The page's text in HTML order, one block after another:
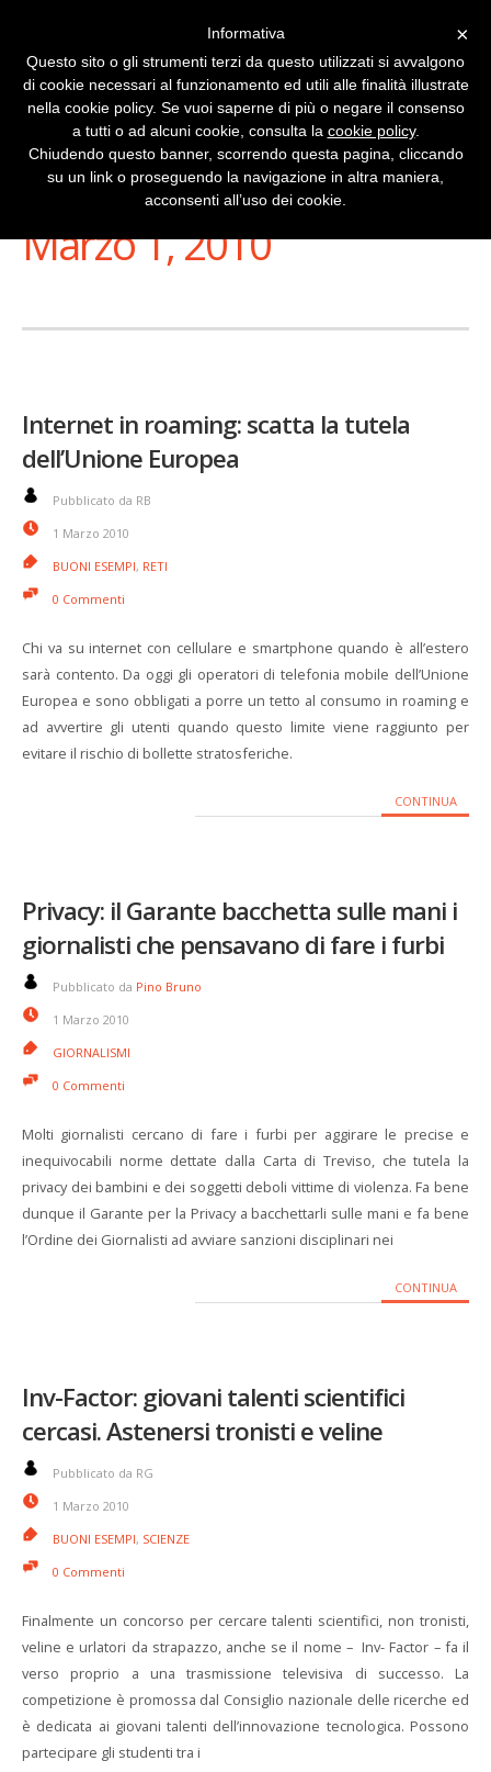
Stai Visualizzando
Marzo 1, 2010
Internet in roaming: scatta la tutela
dell’Unione Europea
Pubblicato da RB
1 Marzo 2010
BUONI ESEMPI, RETI
0 Commenti
Chi va su internet con cellulare e smartphone quando è all’estero
sarà contento. Da oggi gli operatori di telefonia mobile dell’Unione
Europea e sono obbligati a porre un tetto al consumo in roaming e
ad avvertire gli utenti quando questo limite viene raggiunto per
evitare il rischio di bollette stratosferiche.
CONTINUA
Privacy: il Garante bacchetta sulle mani i
giornalisti che pensavano di fare i furbi
Pubblicato da Pino Bruno
1 Marzo 2010
GIORNALISMI
0 Commenti
Molti giornalisti cercano di fare i furbi per aggirare le precise e
inequivocabili norme dettate dalla Carta di Treviso, che tutela la
privacy dei bambini e dei soggetti deboli vittime di violenza. Fa bene
dunque il Garante per la Privacy a bacchettarli sulle mani e fa bene
l’Ordine dei Giornalisti ad avviare sanzioni disciplinari nei
CONTINUA
Inv-Factor: giovani talenti scientifici
cercasi. Astenersi tronisti e veline
Pubblicato da RG
1 Marzo 2010
BUONI ESEMPI, SCIENZE
0 Commenti
Finalmente un concorso per cercare talenti scientifici, non tronisti,
veline e urlatori da strapazzo, anche se il nome – Inv- Factor – fa il
verso proprio a una trasmissione televisiva di successo. La
competizione è promossa dal Consiglio nazionale delle ricerche ed
è dedicata ai giovani talenti dell’innovazione tecnologica. Possono
partecipare gli studenti tra i
×
Informativa
Questo sito o gli strumenti terzi da questo utilizzati si avvalgono
di cookie necessari al funzionamento ed utili alle finalità illustrate
nella cookie policy. Se vuoi saperne di più o negare il consenso
a tutti o ad alcuni cookie, consulta la cookie policy.
Chiudendo questo banner, scorrendo questa pagina, cliccando
su un link o proseguendo la navigazione in altra maniera,
acconsenti all’uso dei cookie.